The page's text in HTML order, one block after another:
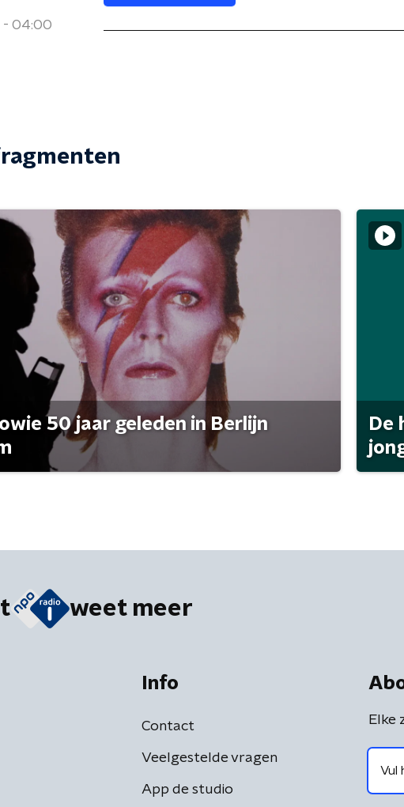
- 04:00
50 jaar geleden in Berlijn
De
weet meer
Info
Contact
Veelgestelde vragen
App de studio
Elke